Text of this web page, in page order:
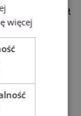
podzielona jest
“Bazy i
“Krzywe
przykładzie
więcej